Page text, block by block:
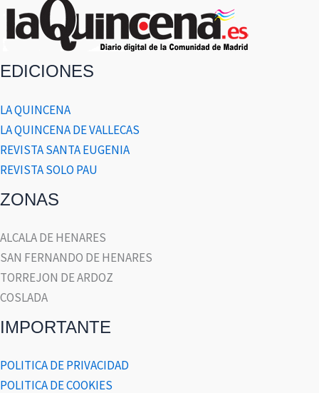
EDICIONES
LA QUINCENA
LA QUINCENA DE VALLECAS
REVISTA SANTA EUGENIA
REVISTA SOLO PAU
ZONAS
ALCALA DE HENARES
SAN FERNANDO DE HENARES
TORREJON DE ARDOZ
COSLADA
IMPORTANTE
POLITICA DE PRIVACIDAD
POLITICA DE COOKIES